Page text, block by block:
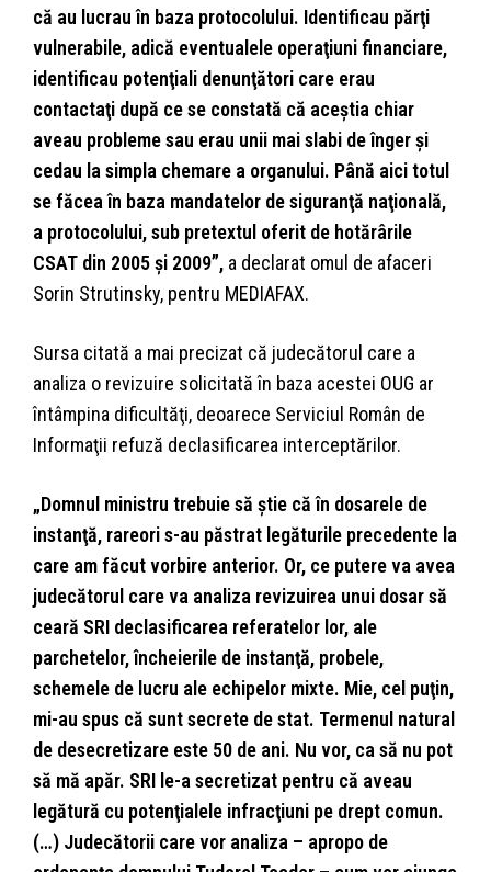
că au lucrau în baza protocolului. Identificau părţi
vulnerabile, adică eventualele operaţiuni financiare,
identificau potenţiali denunţători care erau
contactaţi după ce se constată că aceştia chiar
aveau probleme sau erau unii mai slabi de înger şi
cedau la simpla chemare a organului. Până aici totul
se făcea în baza mandatelor de siguranţă naţională,
a protocolului, sub pretextul oferit de hotărârile
CSAT din 2005 şi 2009”, a declarat omul de afaceri
Sorin Strutinsky, pentru MEDIAFAX.
Sursa citată a mai precizat că judecătorul care a
analiza o revizuire solicitată în baza acestei OUG ar
întâmpina dificultăţi, deoarece Serviciul Român de
Informaţii refuză declasificarea interceptărilor.
„Domnul ministru trebuie să ştie că în dosarele de
instanţă, rareori s-au păstrat legăturile precedente la
care am făcut vorbire anterior. Or, ce putere va avea
judecătorul care va analiza revizuirea unui dosar să
ceară SRI declasificarea referatelor lor, ale
parchetelor, încheierile de instanţă, probele,
schemele de lucru ale echipelor mixte. Mie, cel puţin,
mi-au spus că sunt secrete de stat. Termenul natural
de desecretizare este 50 de ani. Nu vor, ca să nu pot
să mă apăr. SRI le-a secretizat pentru că aveau
legătură cu potenţialele infracţiuni pe drept comun.
(…) Judecătorii care vor analiza – apropo de